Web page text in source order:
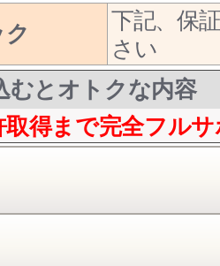
下記、保
さい
むとオトクな内容
得まで完全フル